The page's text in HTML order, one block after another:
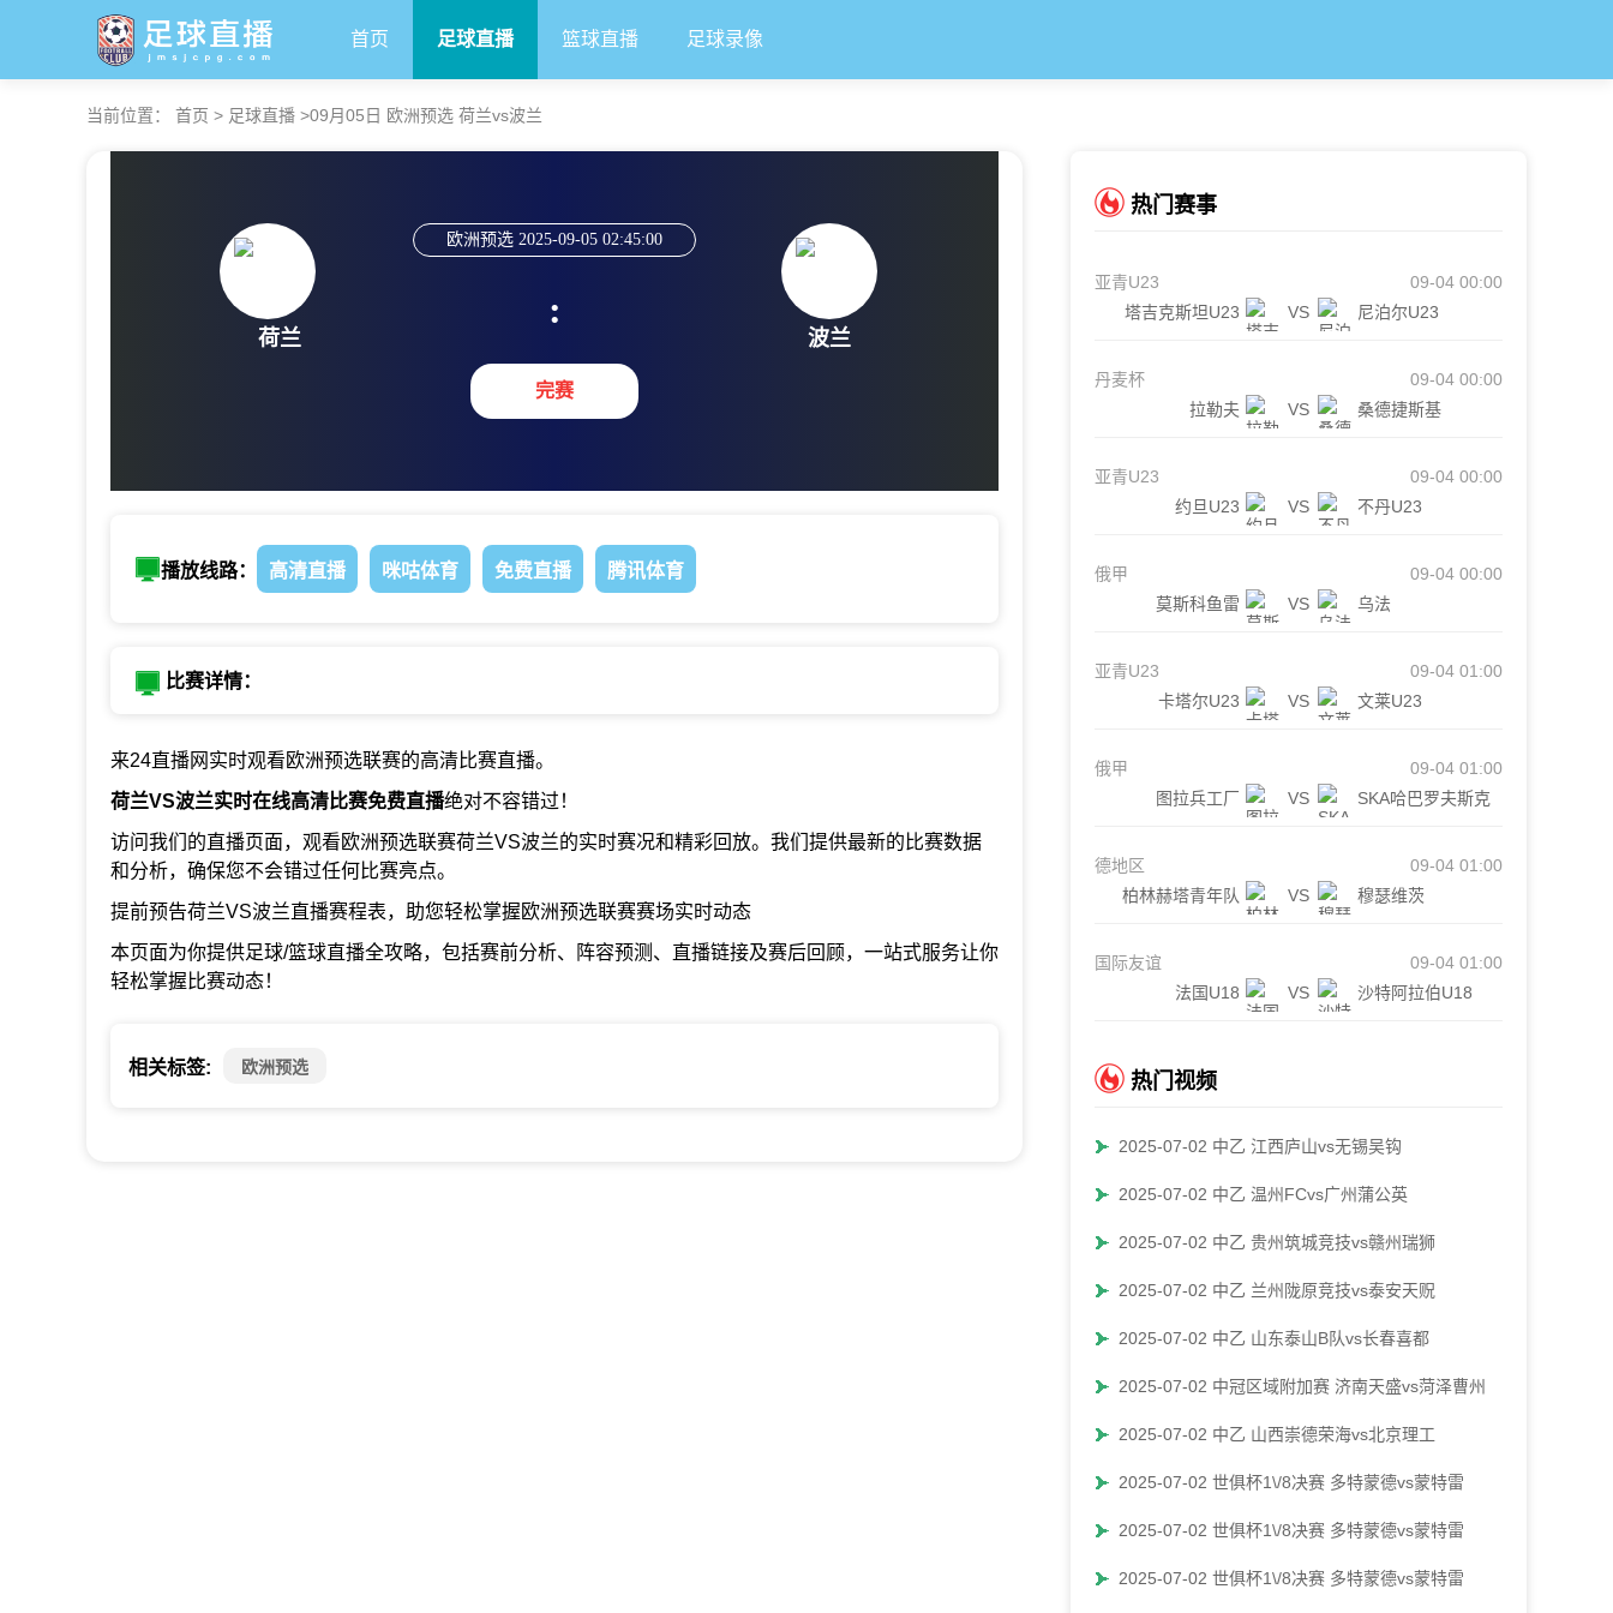
首页 足球直播 篮球直播 足球录像
当前位置： 首页 > 足球直播 >09月05日 欧洲预选 荷兰vs波兰
荷兰
欧洲预选 2025-09-05 02:45:00
:
完赛
波兰
播放线路： 高清直播 咪咕体育 免费直播 腾讯体育
比赛详情：
来24直播网实时观看欧洲预选联赛的高清比赛直播。
荷兰VS波兰实时在线高清比赛免费直播绝对不容错过！
访问我们的直播页面，观看欧洲预选联赛荷兰VS波兰的实时赛况和精彩回放。我们提供最新的比赛数据
和分析，确保您不会错过任何比赛亮点。
提前预告荷兰VS波兰直播赛程表，助您轻松掌握欧洲预选联赛赛场实时动态
本页面为你提供足球/篮球直播全攻略，包括赛前分析、阵容预测、直播链接及赛后回顾，一站式服务让你
轻松掌握比赛动态！
相关标签: 欧洲预选
热门赛事
亚青U23
09-04 00:00
塔吉克斯坦U23
VS 尼泊尔U23
丹麦杯
09-04 00:00
拉勒夫
VS 桑德捷斯基
亚青U23
09-04 00:00
约旦U23
VS 不丹U23
俄甲
09-04 00:00
莫斯科鱼雷
VS 乌法
亚青U23
09-04 01:00
卡塔尔U23
VS 文莱U23
俄甲
09-04 01:00
图拉兵工厂
VS SKA哈巴罗夫斯克
德地区
09-04 01:00
柏林赫塔青年队
VS 穆瑟维茨
国际友谊
09-04 01:00
法国U18
VS 沙特阿拉伯U18
热门视频
2025-07-02 中乙 江西庐山vs无锡吴钩
2025-07-02 中乙 温州FCvs广州蒲公英
2025-07-02 中乙 贵州筑城竞技vs赣州瑞狮
2025-07-02 中乙 兰州陇原竞技vs泰安天贶
2025-07-02 中乙 山东泰山B队vs长春喜都
2025-07-02 中冠区域附加赛 济南天盛vs菏泽曹州
2025-07-02 中乙 山西崇德荣海vs北京理工
2025-07-02 世俱杯1\/8决赛 多特蒙德vs蒙特雷
2025-07-02 世俱杯1\/8决赛 多特蒙德vs蒙特雷
2025-07-02 世俱杯1\/8决赛 多特蒙德vs蒙特雷